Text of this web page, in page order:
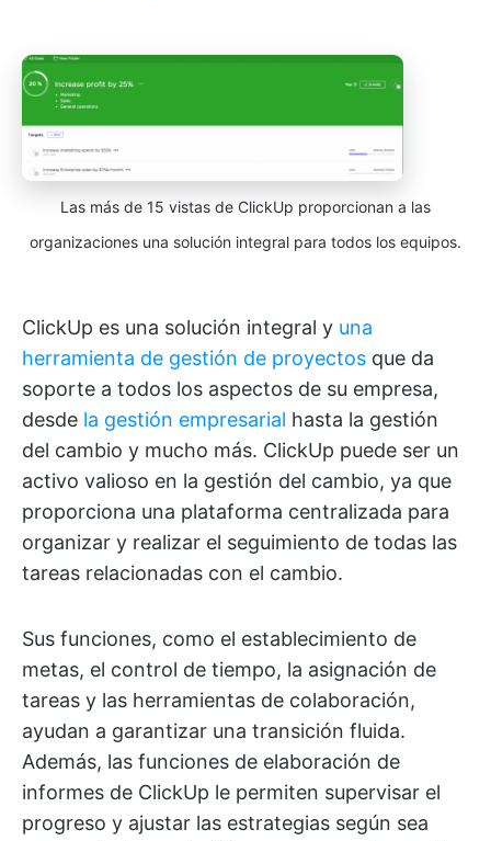
Las más de 15 vistas de ClickUp proporcionan a las
organizaciones una solución integral para todos los equipos.
ClickUp es una solución integral y una
herramienta de gestión de proyectos que da
soporte a todos los aspectos de su empresa,
desde la gestión empresarial hasta la gestión
del cambio y mucho más. ClickUp puede ser un
activo valioso en la gestión del cambio, ya que
proporciona una plataforma centralizada para
organizar y realizar el seguimiento de todas las
tareas relacionadas con el cambio.
Sus funciones, como el establecimiento de
metas, el control de tiempo, la asignación de
tareas y las herramientas de colaboración,
ayudan a garantizar una transición fluida.
Además, las funciones de elaboración de
informes de ClickUp le permiten supervisar el
progreso y ajustar las estrategias según sea